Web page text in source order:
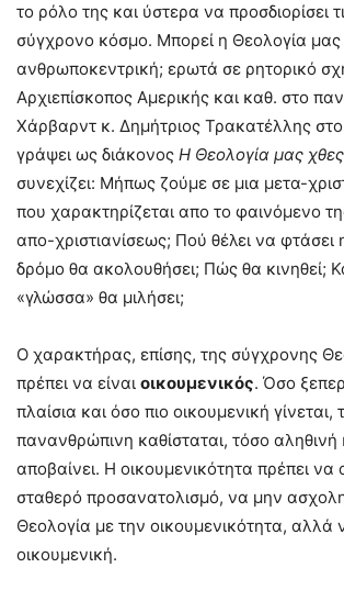
το ρόλο της και ύστερα να προσδιορίσει
σύγχρονο κόσμο. Μπορεί η Θεολογία μας
ανθρωποκεντρική; ερωτά σε ρητορικό
Αρχιεπίσκοπος Αμερικής και καθ. στο
Χάρβαρντ κ. Δημήτριος Τρακατέλλης
γράψει ως διάκονος Η Θεολογία μας
συνεχίζει: Μήπως ζούμε σε μια μετα-
που χαρακτηρίζεται απο το φαινόμενο
απο-χριστιανίσεως; Πού θέλει να φτάσει
δρόμο θα ακολουθήσει; Πώς θα κινηθεί;
«γλώσσα» θα μιλήσει;
Ο χαρακτήρας, επίσης, της σύγχρονης
πρέπει να είναι οικουμενικός. Όσο
πλαίσια και όσο πιο οικουμενική γίνεται,
πανανθρώπινη καθίσταται, τόσο αληθινή
αποβαίνει. Η οικουμενικότητα πρέπει να
σταθερό προσανατολισμό, να μην
Θεολογία με την οικουμενικότητα, αλλά
οικουμενική.